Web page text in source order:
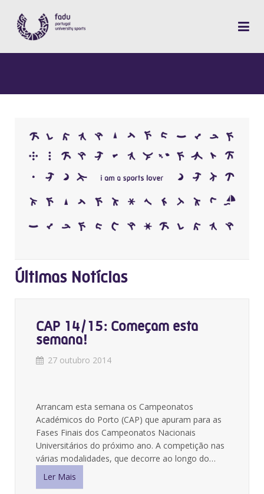
Últimas Notícias
CAP 14/15: Começam esta
semana!
27 outubro 2014
Arrancam esta semana os Campeonatos
Académicos do Porto (CAP) que apuram para as
Fases Finais dos Campeonatos Nacionais
Universitários do próximo ano. A competição nas
várias modalidades, que decorre ao longo do…
Ler Mais